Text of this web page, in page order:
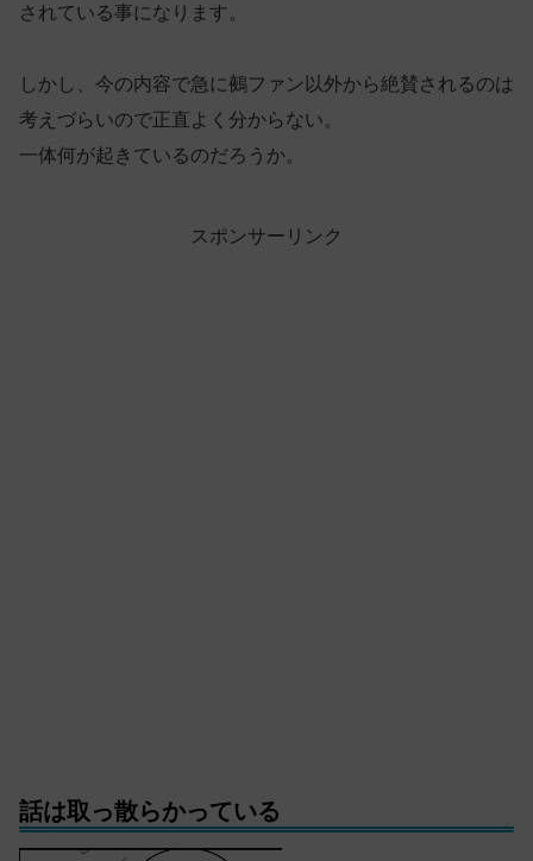
されている事になります。
しかし、今の内容で急に鵺ファン以外から絶賛されるのは
考えづらいので正直よく分からない。
一体何が起きているのだろうか。
スポンサーリンク
話は取っ散らかっている